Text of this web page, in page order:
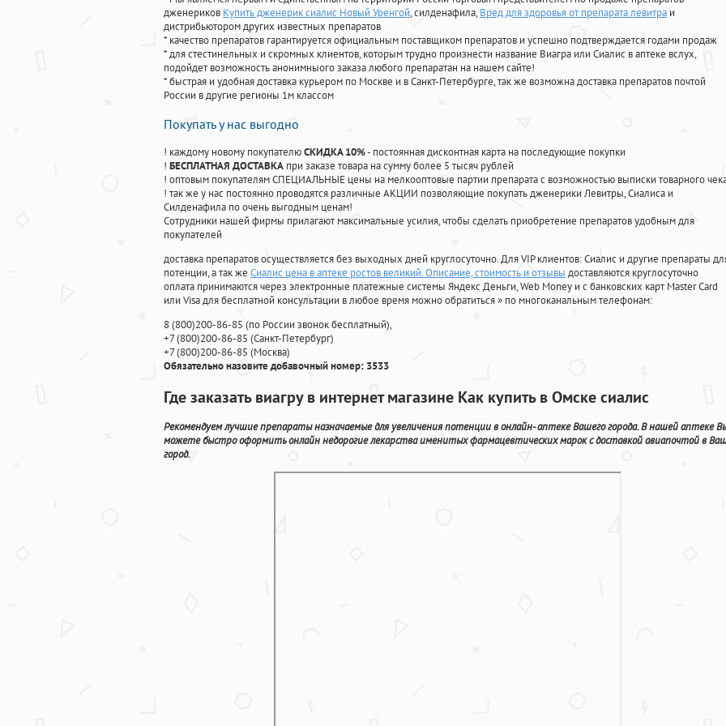
дженериков Купить дженерик сиалис Новый Уренгой, силденафила, Вред для здоровья от препарата левитра и
дистрибьютором других известных препаратов
* качество препаратов гарантируется официальным поставщиком препаратов и успешно подтверждается годами продаж
* для стестинельных и скромных клиентов, которым трудно произнести название Виагра или Сиалис в аптеке вслух,
подойдет возможность анонимныого заказа любого препаратан на нашем сайте!
* быстрая и удобная доставка курьером по Москве и в Санкт-Петербурге, так же возможна доставка препаратов почтой
России в другие регионы 1м классом
Покупать у нас выгодно
! каждому новому покупателюСКИДКА 10%- постоянная дисконтная карта на последующие покупки
! БЕСПЛАТНАЯ ДОСТАВКА при заказе товара на сумму более 5 тысяч рублей
! оптовым покупателям СПЕЦИАЛЬНЫЕ цены на мелкооптовые партии препарата с возможностью выписки товарного
! так же у нас постоянно проводятся различные АКЦИИ позволяющие покупать дженерики Левитры, Сиалиса и
Силденафила по очень выгодным ценам!
Cотрудники нашей фирмы прилагают максимальные усилия, чтобы сделать приобретение препаратов удобным для
покупателей
доставка препаратов осуществляется без выходных дней круглосуточно. Для VIP клиентов: Сиалис и другие препараты
потенции, а так же Сиалис цена в аптеке ростов великий. Описание, стоимость и отзывы доставляются круглосуточно
оплата принимаются через электронные платежные системы Яндекс Деньги, Web Money и с банковских карт Master Card
или Visa для бесплатной консультации в любое время можно обратиться» по многоканальным телефонам:
8(800)200-86-85 (по России звонок бесплатный),
+7(800)200-86-85 (Санкт-Петербург)
+7(800)200-86-85 (Москва)
Обязательно назовите добавочный номер: 3533
Где заказать виагру в интернет магазине Как купить в Омске сиалис
Рекомендуем лучшие препараты назначаемые для увеличения потенции в онлайн- аптеке Вашего города. В нашей аптеке
можете быстро оформить онлайн недорогие лекарства именитых фармацевтических марок с доставкой авиапочтой в
город.